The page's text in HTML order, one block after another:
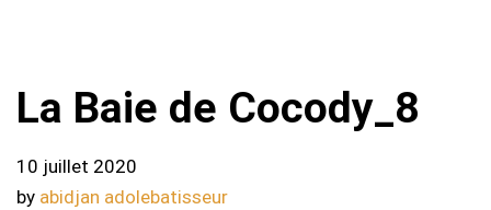
La Baie de Cocody_8
10 juillet 2020
by abidjan adolebatisseur